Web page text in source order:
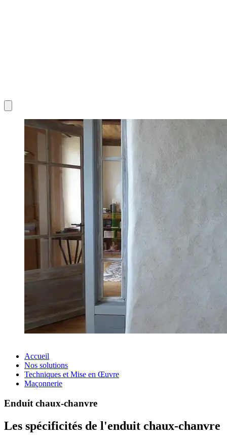
Accueil
Nos solutions
Techniques et Mise en Œuvre
Maçonnerie
Enduit chaux-chanvre
Les spécificités de l'enduit chaux-chanvre